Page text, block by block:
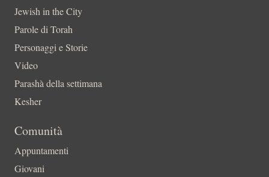
Jewish in the City
Parole di Torah
Personaggi e Storie
Video
Parashà della settimana
Kesher
Comunità
Appuntamenti
Giovani